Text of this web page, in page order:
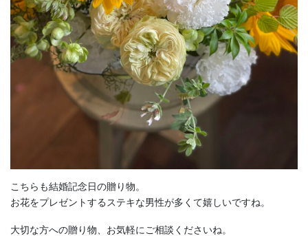
こちらも結婚記念日の贈り物。
お花をプレゼントするステキな男性が多くて嬉しいですね。
大切な方への贈り物、お気軽にご相談くださいね。